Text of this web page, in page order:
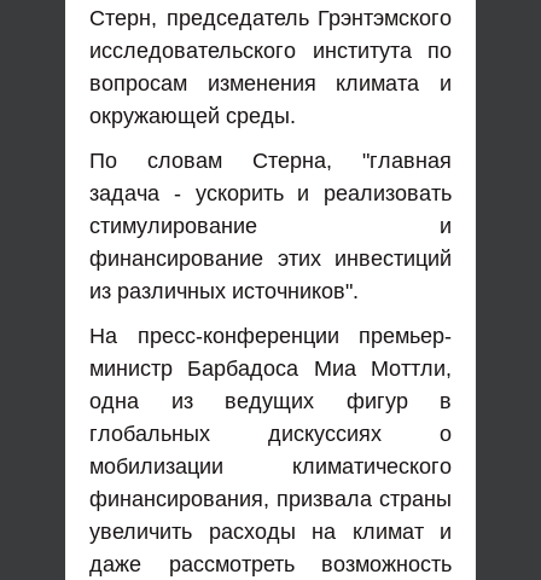
Стерн, председатель Грэнтэмского
исследовательского института по
вопросам изменения климата и
окружающей среды.
По словам Стерна, "главная
задача - ускорить и реализовать
стимулирование и
финансирование этих инвестиций
из различных источников".
На пресс-конференции премьер-
министр Барбадоса Миа Моттли,
одна из ведущих фигур в
глобальных дискуссиях о
мобилизации климатического
финансирования, призвала страны
увеличить расходы на климат и
даже рассмотреть возможность